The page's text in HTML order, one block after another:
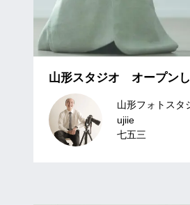
山形スタジオ オープン
山形フォトスタ
ujiie
七五三